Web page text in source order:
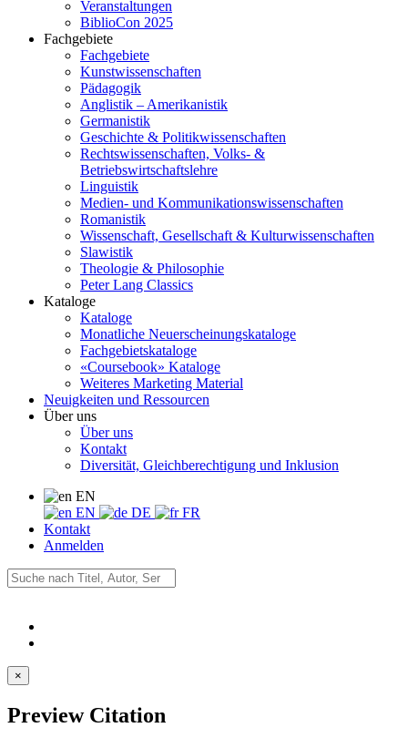
Veranstaltungen
BiblioCon 2025
Fachgebiete
Fachgebiete
Kunstwissenschaften
Pädagogik
Anglistik – Amerikanistik
Germanistik
Geschichte & Politikwissenschaften
Rechtswissenschaften, Volks- &
Betriebswirtschaftslehre
Linguistik
Medien- und Kommunikationswissenschaften
Romanistik
Wissenschaft, Gesellschaft & Kulturwissenschaften
Slawistik
Theologie & Philosophie
Peter Lang Classics
Kataloge
Kataloge
Monatliche Neuerscheinungskataloge
Fachgebietskataloge
«Coursebook» Kataloge
Weiteres Marketing Material
Neuigkeiten und Ressourcen
Über uns
Über uns
Kontakt
Diversität, Gleichberechtigung und Inklusion
EN
EN
DE
FR
Kontakt
Anmelden
×
Preview Citation